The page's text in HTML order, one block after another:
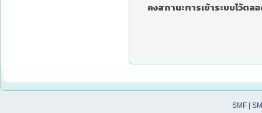
คงสถานะการเข้าระบบไว้ตล
SMF|